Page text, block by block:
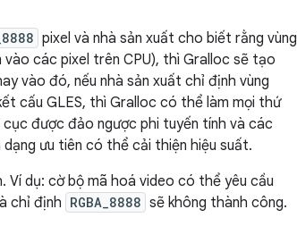
pixel và nhà sản xuất cho biết rằng vùng
các pixel trên CPU), thì Gralloc sẽ tạo
vào đó, nếu nhà sản xuất chỉ định vùng
cấu GLES, thì Gralloc có thể làm mọi thứ
cục được đảo ngược phi tuyến tính và các
ưu tiên có thể cải thiện hiệu suất.
dụ: cờ bộ mã hoá video có thể yêu cầu
chỉ định RGBA_8888 sẽ không thành công.